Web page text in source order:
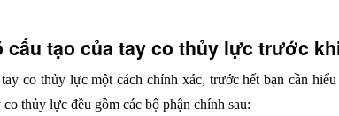
cấu tạo của tay co thủy lực trước
co thủy lực một cách chính xác, trước hết bạn cần
thủy lực đều gồm các bộ phận chính sau: